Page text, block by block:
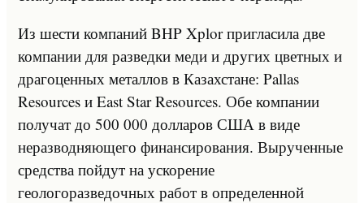
Из шести компаний BHP Xplor пригласила две
компании для разведки меди и других цветных и
драгоценных металлов в Казахстане: Pallas
Resources и East Star Resources. Обе компании
получат до 500 000 долларов США в виде
неразводняющего финансирования. Вырученные
средства пойдут на ускорение
геологоразведочных работ в определенной